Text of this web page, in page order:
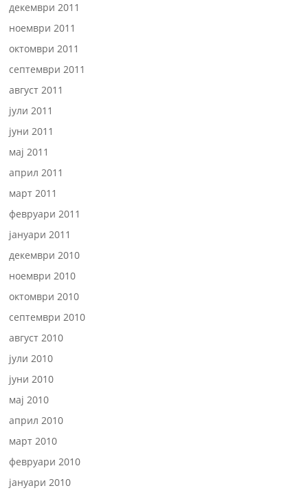
декември 2011
ноември 2011
октомври 2011
септември 2011
август 2011
јули 2011
јуни 2011
мај 2011
април 2011
март 2011
февруари 2011
јануари 2011
декември 2010
ноември 2010
октомври 2010
септември 2010
август 2010
јули 2010
јуни 2010
мај 2010
април 2010
март 2010
февруари 2010
јануари 2010